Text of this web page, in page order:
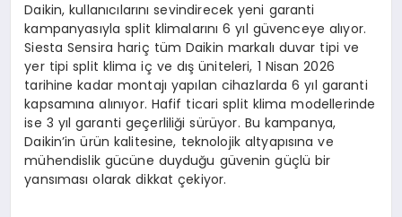
Daikin, kullanıcılarını sevindirecek yeni garanti
kampanyasıyla split klimalarını 6 yıl güvenceye alıyor.
Siesta Sensira hariç tüm Daikin markalı duvar tipi ve
yer tipi split klima iç ve dış üniteleri, 1 Nisan 2026
tarihine kadar montajı yapılan cihazlarda 6 yıl garanti
kapsamına alınıyor. Hafif ticari split klima modellerinde
ise 3 yıl garanti geçerliliği sürüyor. Bu kampanya,
Daikin’in ürün kalitesine, teknolojik altyapısına ve
mühendislik gücüne duyduğu güvenin güçlü bir
yansıması olarak dikkat çekiyor.